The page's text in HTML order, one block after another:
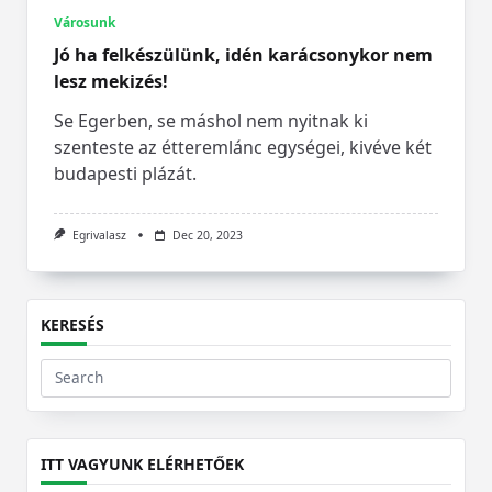
Városunk
Jó ha felkészülünk, idén karácsonykor nem
lesz mekizés!
Se Egerben, se máshol nem nyitnak ki
szenteste az étteremlánc egységei, kivéve két
budapesti plázát.
Egrivalasz Dec 20, 2023
KERESÉS
Search
for:
ITT VAGYUNK ELÉRHETŐEK